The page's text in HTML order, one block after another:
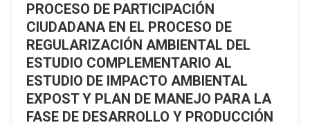
MINERALES
METÁLICOS
DEL
PROYECTO
MINERO
TRES
CERRILLOS
PROCESO DE PARTICIPACIÓN
CIUDADANA EN EL PROCESO DE
REGULARIZACIÓN AMBIENTAL DEL
ESTUDIO COMPLEMENTARIO AL
ESTUDIO DE IMPACTO AMBIENTAL
EXPOST Y PLAN DE MANEJO PARA LA
FASE DE DESARROLLO Y PRODUCCIÓN